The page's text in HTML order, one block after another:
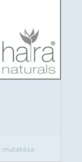
mutatása